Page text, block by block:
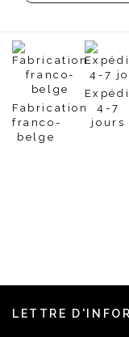
Fabrication
franco-
belge
4-7
jours
LETTRE